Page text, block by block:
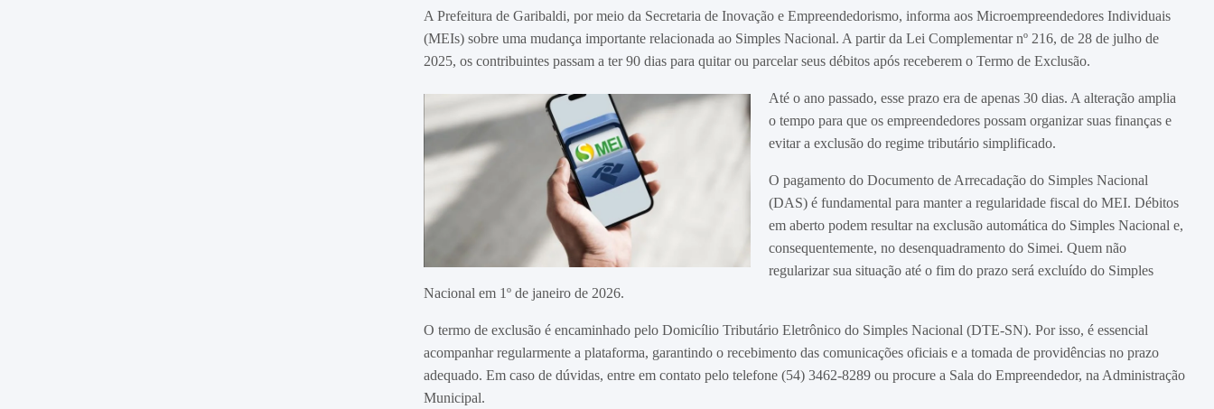
A Prefeitura de Garibaldi, por meio da Secretaria de Inovação e Empreendedorismo, informa aos Microempreendedores Individuais
(MEIs) sobre uma mudança importante relacionada ao Simples Nacional. A partir da Lei Complementar nº 216, de 28 de julho de
2025, os contribuintes passam a ter 90 dias para quitar ou parcelar seus débitos após receberem o Termo de Exclusão.
Até o ano passado, esse prazo era de apenas 30 dias. A alteração amplia
o tempo para que os empreendedores possam organizar suas finanças e
evitar a exclusão do regime tributário simplificado.
O pagamento do Documento de Arrecadação do Simples Nacional
(DAS) é fundamental para manter a regularidade fiscal do MEI. Débitos
em aberto podem resultar na exclusão automática do Simples Nacional e,
consequentemente, no desenquadramento do Simei. Quem não
regularizar sua situação até o fim do prazo será excluído do Simples
Nacional em 1º de janeiro de 2026.
O termo de exclusão é encaminhado pelo Domicílio Tributário Eletrônico do Simples Nacional (DTE-SN). Por isso, é essencial
acompanhar regularmente a plataforma, garantindo o recebimento das comunicações oficiais e a tomada de providências no prazo
adequado. Em caso de dúvidas, entre em contato pelo telefone (54) 3462-8289 ou procure a Sala do Empreendedor, na Administração
Municipal.